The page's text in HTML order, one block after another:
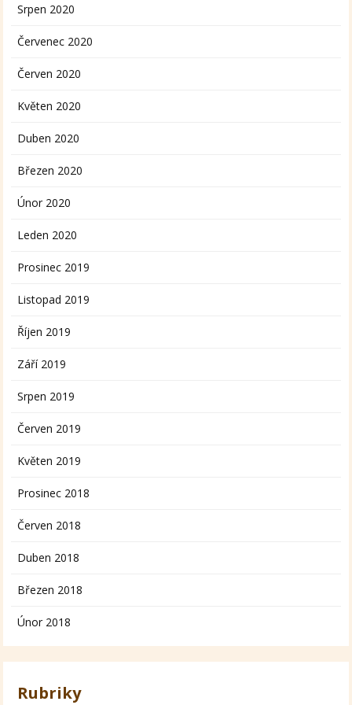
Srpen 2020
Červenec 2020
Červen 2020
Květen 2020
Duben 2020
Březen 2020
Únor 2020
Leden 2020
Prosinec 2019
Listopad 2019
Říjen 2019
Září 2019
Srpen 2019
Červen 2019
Květen 2019
Prosinec 2018
Červen 2018
Duben 2018
Březen 2018
Únor 2018
Rubriky